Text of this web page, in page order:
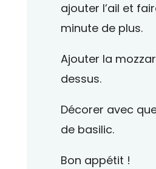
ajouter l’ail et
minute de plus.
Ajouter la
dessus.
Décorer avec
de basilic.
Bon appétit !